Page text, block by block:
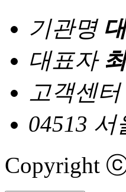
기관명
대표자
고객센터
04513
Copyright